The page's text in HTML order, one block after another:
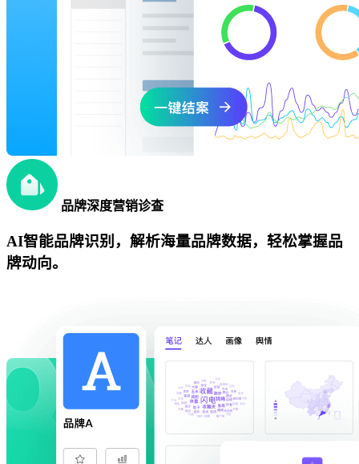
品牌深度营销诊查
AI智能品牌识别，解析海量品牌数据，轻松掌握品
牌动向。